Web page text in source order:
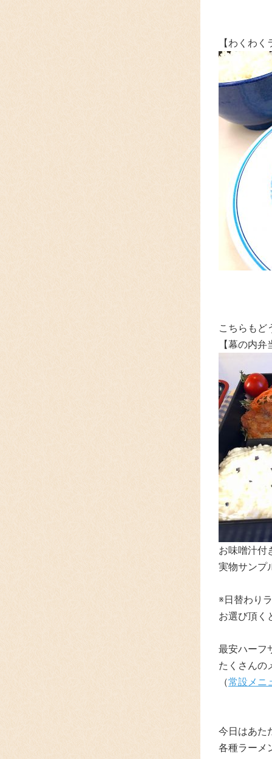
【わくわ
こちらもど
【幕の内
お味噌汁付
実物サンプ
※日替わり
お選び頂く
最安ハーフ
たくさんの
（常設メニ
今日はあた
各種ラーメ